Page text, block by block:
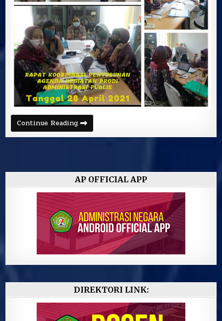
Continue ReadingRAPAT
KOORDINASI
PENYUSUNAN
PUBLIK
AP OFFICIAL APP
DIREKTORI LINK: